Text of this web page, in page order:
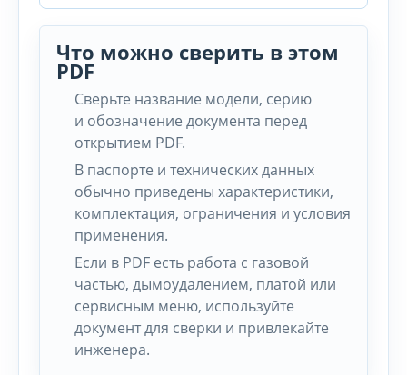
Что можно сверить в этом
PDF
Сверьте название модели, серию
и обозначение документа перед
открытием PDF.
В паспорте и технических данных
обычно приведены характеристики,
комплектация, ограничения и условия
применения.
Если в PDF есть работа с газовой
частью, дымоудалением, платой или
сервисным меню, используйте
документ для сверки и привлекайте
инженера.